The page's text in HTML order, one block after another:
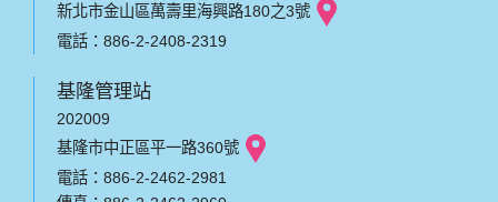
新北市金山區萬壽里海興路180之3號
電話：886-2-2408-2319
基隆管理站
202009
基隆市中正區平一路360號
電話：886-2-2462-2981